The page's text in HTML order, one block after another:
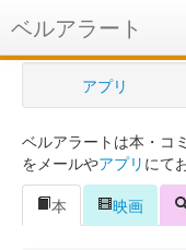
ベルアラート
ベルアラートとは
ヘルプ
新規登録
ログイン
アプリ
ベルアラートは本・コ
をメールやアプリ にて
本
映画